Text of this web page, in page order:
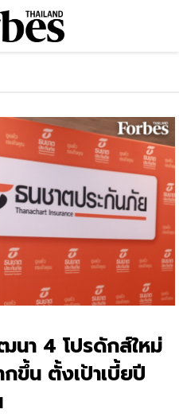
า 4 โปรดักส์ใหม่
ขึ้น ตั้งเป้าเบี้ยปี